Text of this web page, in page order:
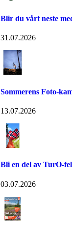
Blir du vårt neste
31.07.2026
Sommerens Foto-
13.07.2026
Bli en del av TurO-
03.07.2026